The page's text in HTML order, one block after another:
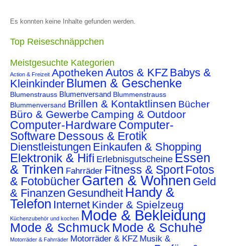
Es konnten keine Inhalte gefunden werden.
Top Reiseschnäppchen
Meistgesuchte Kategorien
Action & Freizeit Apotheken Autos & KFZ Babys &
Kleinkinder Blumen & Geschenke
Blumenstrauss Blumenversand Blummenstrauss
Blummenversand Brillen & Kontaktlinsen Bücher
Büro & Gewerbe Camping & Outdoor
Computer-Hardware Computer-
Software Dessous & Erotik
Dienstleistungen Einkaufen & Shopping
Elektronik & Hifi Erlebnisgutscheine Essen
& Trinken Fahrräder Fitness & SportFotos
& FotobücherGarten & Wohnen Geld
& Finanzen Gesundheit Handy &
Telefon Internet Kinder & Spielzeug
Küchenzubehör und kochen Mode & Bekleidung
Mode & Schmuck Mode & Schuhe
Motorräder & Fahrräder Motorräder & KFZ Musik &